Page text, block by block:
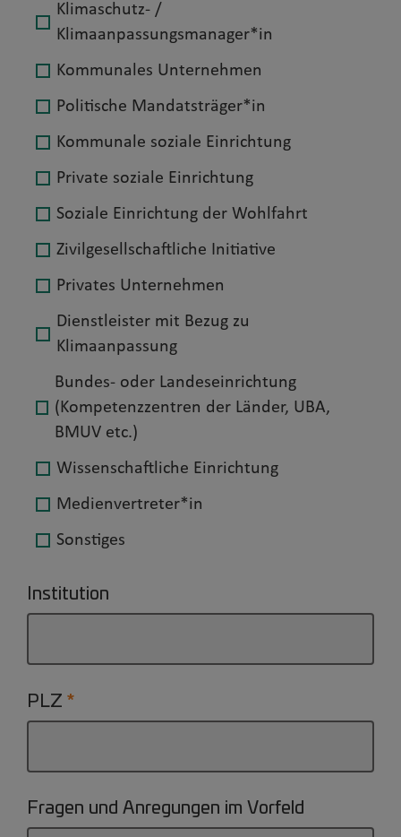
Klimaschutz- /
Klimaanpassungsmanager*in
Kommunales Unternehmen
Politische Mandatsträger*in
Kommunale soziale Einrichtung
Private soziale Einrichtung
Soziale Einrichtung der Wohlfahrt
Zivilgesellschaftliche Initiative
Privates Unternehmen
Dienstleister mit Bezug zu
Klimaanpassung
Bundes- oder Landeseinrichtung
(Kompetenzzentren der Länder, UBA,
BMUV etc.)
Wissenschaftliche Einrichtung
Medienvertreter*in
Sonstiges
Institution
PLZ
Fragen und Anregungen im Vorfeld